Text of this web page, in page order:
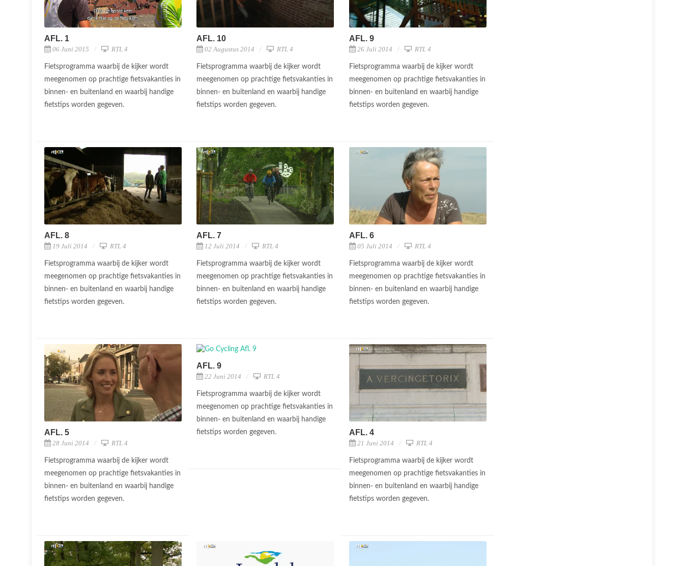
AFL. 1
06 Juni 2015 RTL 4
Fietsprogramma waarbij de kijker wordt
meegenomen op prachtige fietsvakanties in
binnen- en buitenland en waarbij handige
fietstips worden gegeven.
AFL. 10
02 Augustus 2014 RTL 4
Fietsprogramma waarbij de kijker wordt
meegenomen op prachtige fietsvakanties in
binnen- en buitenland en waarbij handige
fietstips worden gegeven.
AFL. 9
26 Juli 2014 RTL 4
Fietsprogramma waarbij de kijker wordt
meegenomen op prachtige fietsvakanties in
binnen- en buitenland en waarbij handige
fietstips worden gegeven.
AFL. 8
19 Juli 2014 RTL 4
Fietsprogramma waarbij de kijker wordt
meegenomen op prachtige fietsvakanties in
binnen- en buitenland en waarbij handige
fietstips worden gegeven.
AFL. 7
12 Juli 2014 RTL 4
Fietsprogramma waarbij de kijker wordt
meegenomen op prachtige fietsvakanties in
binnen- en buitenland en waarbij handige
fietstips worden gegeven.
AFL. 6
05 Juli 2014 RTL 4
Fietsprogramma waarbij de kijker wordt
meegenomen op prachtige fietsvakanties in
binnen- en buitenland en waarbij handige
fietstips worden gegeven.
AFL. 5
28 Juni 2014 RTL 4
Fietsprogramma waarbij de kijker wordt
meegenomen op prachtige fietsvakanties in
binnen- en buitenland en waarbij handige
fietstips worden gegeven.
AFL. 9
22 Juni 2014 RTL 4
Fietsprogramma waarbij de kijker wordt
meegenomen op prachtige fietsvakanties in
binnen- en buitenland en waarbij handige
fietstips worden gegeven.
AFL. 4
21 Juni 2014 RTL 4
Fietsprogramma waarbij de kijker wordt
meegenomen op prachtige fietsvakanties in
binnen- en buitenland en waarbij handige
fietstips worden gegeven.